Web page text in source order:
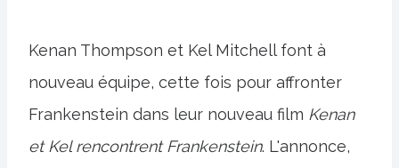
Kenan Thompson et Kel Mitchell font à
nouveau équipe, cette fois pour affronter
Frankenstein dans leur nouveau film Kenan
et Kel rencontrent Frankenstein. L'annonce,